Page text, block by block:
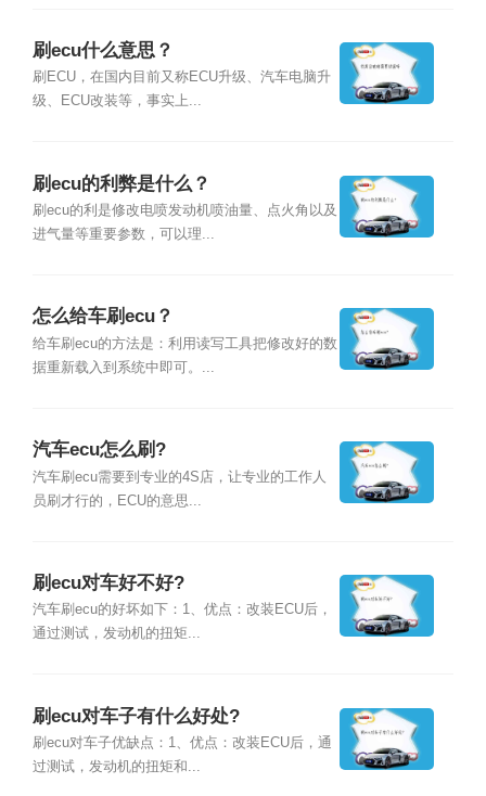
刷ecu什么意思？
刷ECU，在国内目前又称ECU升级、汽车电脑升
级、ECU改装等，事实上...
刷ecu的利弊是什么？
刷ecu的利是修改电喷发动机喷油量、点火角以及
进气量等重要参数，可以理...
怎么给车刷ecu？
给车刷ecu的方法是：利用读写工具把修改好的数
据重新载入到系统中即可。...
汽车ecu怎么刷?
汽车刷ecu需要到专业的4S店，让专业的工作人
员刷才行的，ECU的意思...
刷ecu对车好不好?
汽车刷ecu的好坏如下：1、优点：改装ECU后，
通过测试，发动机的扭矩...
刷ecu对车子有什么好处?
刷ecu对车子优缺点：1、优点：改装ECU后，通
过测试，发动机的扭矩和...